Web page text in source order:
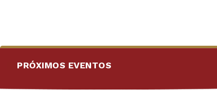
PRÓXIMOS EVENTOS